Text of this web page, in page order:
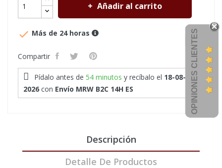
Añadir al carrito
 Más de 24 horas
Compartir
Pídalo antes de 54 minutos y recíbalo el 18-08-
2026 con Envío MRW B2C 14H ES
Descripción
Detalle De Productos
OPINIONES CLIENTES